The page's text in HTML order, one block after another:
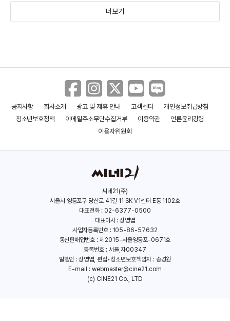
미라클 바나나 사가현의 대단한 할머니
더보기
공지사항 회사소개 광고 및 제휴 안내 고객센터
개인정보취급방침
청소년보호정책
이메일주소무단수집거부 이용약관
언론윤리강령
이용자위원회
씨네21(주)
서울시 영등포구 당산로 41길 11 SK V1센터 E동 1102호
대표전화 : 02-6377-0500
대표이사 : 장영엽
사업자등록번호 : 105-86-57632
통신판매업번호 : 제2015-서울영등포-0671호
등록번호 : 서울,자00347
발행인 : 장영엽, 편집•청소년보호책임자 : 송경원
E-mail : webmaster@cine21.com
(c) CINE21 Co., LTD